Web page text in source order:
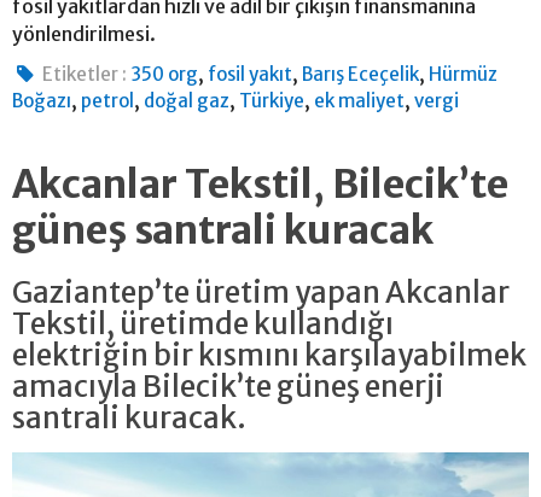
fosil yakıtlardan hızlı ve adil bir çıkışın finansmanına
yönlendirilmesi.
Etiketler : 350 org, fosil yakıt, Barış Eceçelik, Hürmüz
Boğazı, petrol , doğal gaz, Türkiye, ek maliyet, vergi
Akcanlar Tekstil, Bilecik’te
güneş santrali kuracak
Gaziantep’te üretim yapan Akcanlar
Tekstil, üretimde kullandığı
elektriğin bir kısmını karşılayabilmek
amacıyla Bilecik’te güneş enerji
santrali kuracak.